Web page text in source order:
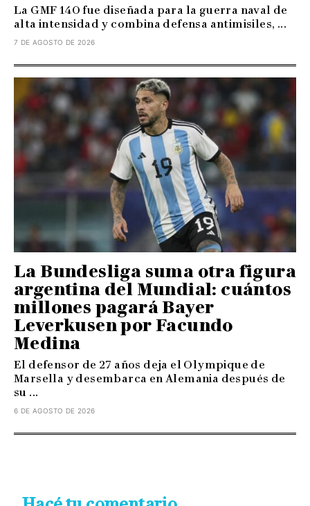
La GMF 140 fue diseñada para la guerra naval de
alta intensidad y combina defensa antimisiles, ...
7 DE AGOSTO DE 2026
La Bundesliga suma otra figura
argentina del Mundial: cuántos
millones pagará Bayer
Leverkusen por Facundo
Medina
El defensor de 27 años deja el Olympique de
Marsella y desembarca en Alemania después de
su ...
6 DE AGOSTO DE 2026